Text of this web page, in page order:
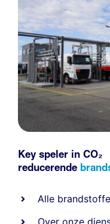
Key speler in CO₂
reducerende
Alle